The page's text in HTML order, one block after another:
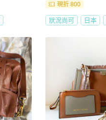
現折 800
狀況尚可 日本